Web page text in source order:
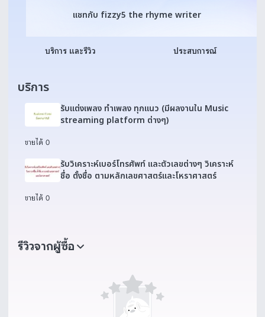
แชทกับ fizzy5 the rhyme
แชทกับ fizzy5 the rhyme writer
บริการ และรีวิว ประสบการณ์
บริการ
รับแต่งเพลง ทำเพลง ทุกแนว (มีผลงานใน Music
streaming platform ต่างๆ)
ขายได้ 0
รับวิเคราะห์เบอร์โทรศัพท์ และตัวเลขต่างๆ วิเคราะห์
ชื่อ ตั้งชื่อ ตามหลักเลขศาสตร์และโหราศาสตร์
ขายได้ 0
รีวิวจากผู้ซื้อ